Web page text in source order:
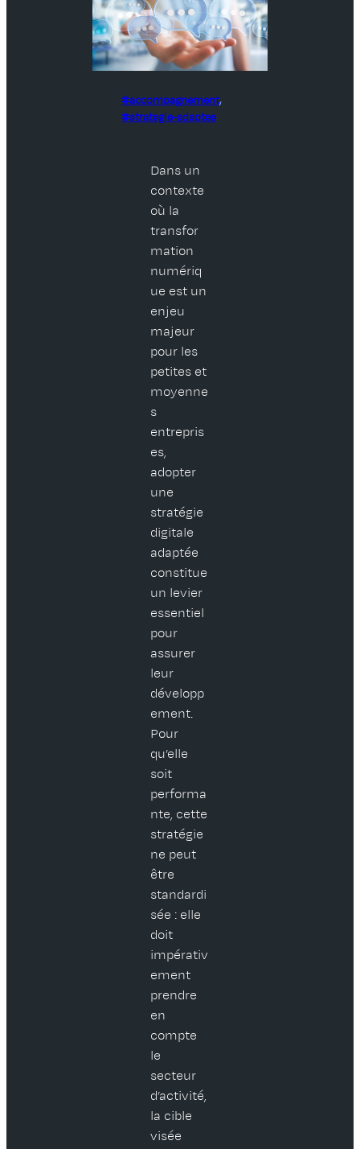
accompagnement
strategie-adaptee
Dans un
contexte
où la
transfor
mation
numériq
ue est un
enjeu
majeur
pour les
petites et
moyenne
s
entrepris
es,
adopter
une
stratégie
digitale
adaptée
constitue
un levier
essentiel
pour
assurer
leur
développ
ement.
Pour
qu’elle
soit
performa
nte, cette
stratégie
ne peut
être
standardi
sée : elle
doit
impérativ
ement
prendre
en
compte
le
secteur
d’activité,
la cible
visée